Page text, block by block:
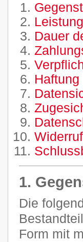
Dauer
Haftung
Widerruf
1.
Die
Form mit